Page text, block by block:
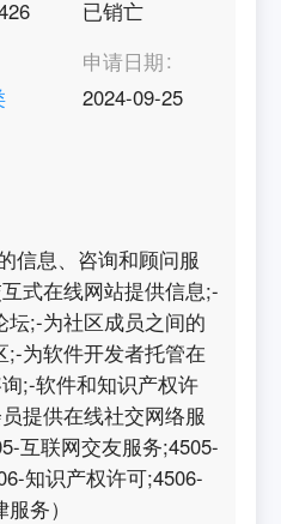
已销亡
申请日期
2024-09-25
信息、咨询和顾问服
式在线网站提供信息;-
坛;-为社区成员之间的
;-为软件开发者托管在
;-软件和知识产权许
提供在线社交网络服
互联网交友服务;4505-
知识产权许可;4506-
务）